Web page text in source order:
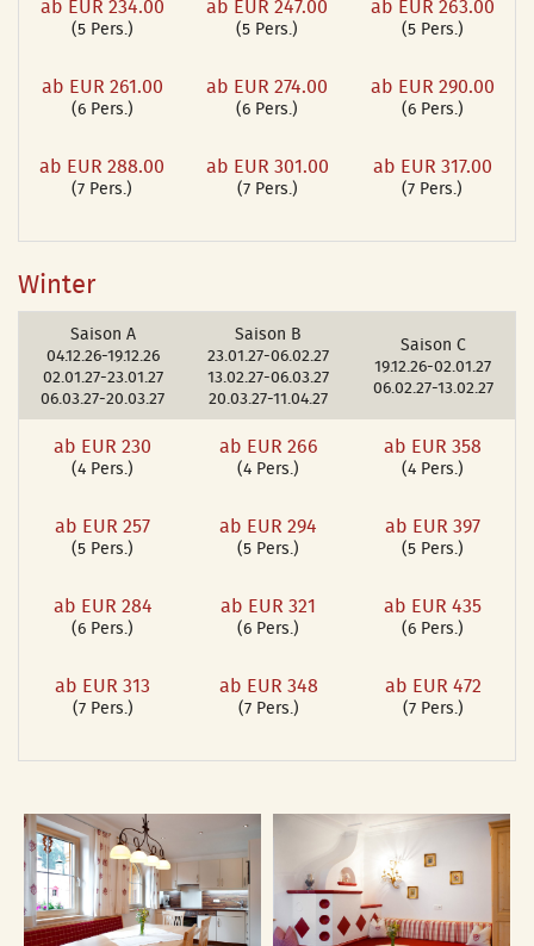
(5 Pers.)
ab EUR 261.00
(6 Pers.)
ab EUR 288.00
(7 Pers.)
(5 Pers.)
ab EUR 274.00
(6 Pers.)
ab EUR 301.00
(7 Pers.)
(5 Pers.)
ab EUR 290.00
(6 Pers.)
ab EUR 317.00
(7 Pers.)
Winter
Saison A
04.12.26-19.12.26
02.01.27-23.01.27
06.03.27-20.03.27
Saison B
23.01.27-06.02.27
13.02.27-06.03.27
20.03.27-11.04.27
Saison C
19.12.26-02.01.27
06.02.27-13.02.27
ab EUR 230
(4 Pers.)
ab EUR 257
(5 Pers.)
ab EUR 284
(6 Pers.)
ab EUR 313
(7 Pers.)
ab EUR 266
(4 Pers.)
ab EUR 294
(5 Pers.)
ab EUR 321
(6 Pers.)
ab EUR 348
(7 Pers.)
ab EUR 358
(4 Pers.)
ab EUR 397
(5 Pers.)
ab EUR 435
(6 Pers.)
ab EUR 472
(7 Pers.)